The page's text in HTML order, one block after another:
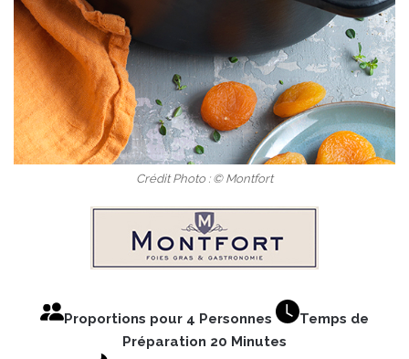
Crédit Photo : © Montfort
Proportions pour 4 Personnes
Temps de
Préparation 20 Minutes